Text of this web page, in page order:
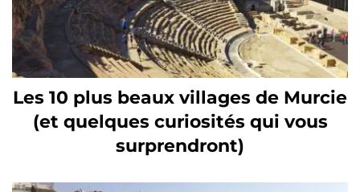
Les 10 plus beaux villages de Murcie
(et quelques curiosités qui vous
surprendront)